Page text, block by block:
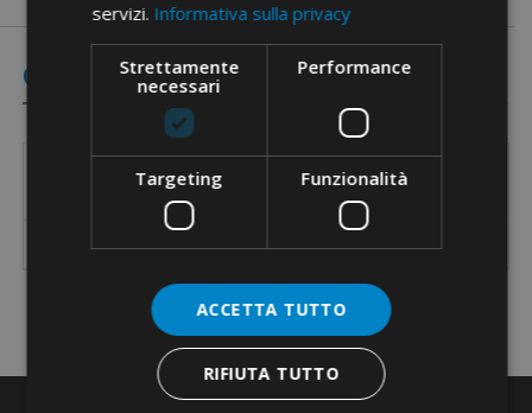
Odniesienie
Obszar zastosowania
do złącz RJ 11-12-14-45 230 100
servizi. Informativa sulla privacy
Strettamente
necessari
Performance
Targeting Funzionalità
ACCETTA TUTTO
RIFIUTA TUTTO